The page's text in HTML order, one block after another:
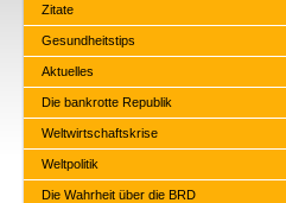
Zitate
Gesundheitstips
Aktuelles
Die bankrotte Republik
Weltwirtschaftskrise
Weltpolitik
Die Wahrheit über die BRD